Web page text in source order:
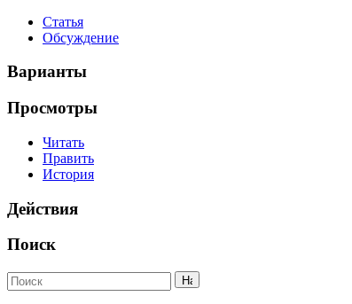
Статья
Обсуждение
Варианты
Просмотры
Читать
Править
История
Действия
Поиск